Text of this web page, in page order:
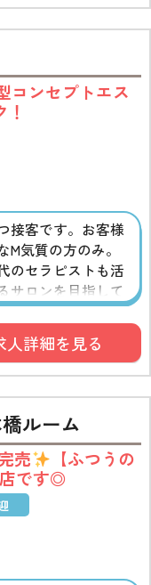
コンセプトエス
接客です。お客様
気質の方のみ。
のセラピストも活
サロンを目指して
OK、未経験の方も
でもお気軽にご連
人詳細を見る
ルーム
売
【ふつうの
です◎